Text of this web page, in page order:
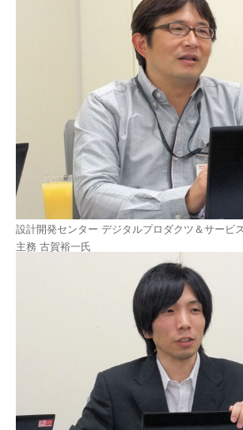
設計開発センター デジタルプロダクツ＆サービ
主務 古賀裕一氏